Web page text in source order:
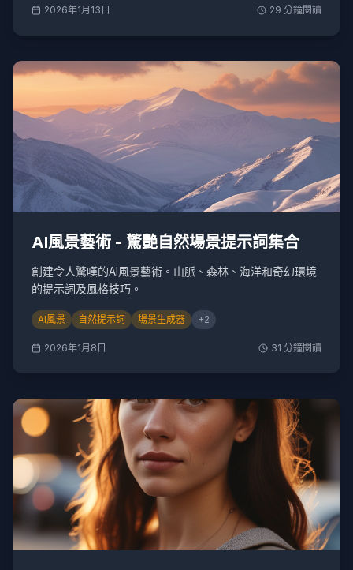
2026年1月13日 29 分鐘閱讀
AI風景藝術 - 驚艷自然場景提示詞集合
創建令人驚嘆的AI風景藝術。山脈、森林、海洋和奇幻環境
的提示詞及風格技巧。
AI風景 自然提示詞 場景生成器 +2
2026年1月8日 31 分鐘閱讀